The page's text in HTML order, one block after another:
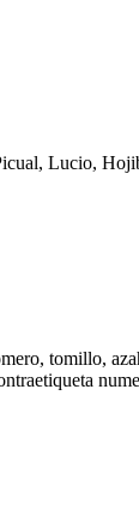
Lucio,
tomillo,